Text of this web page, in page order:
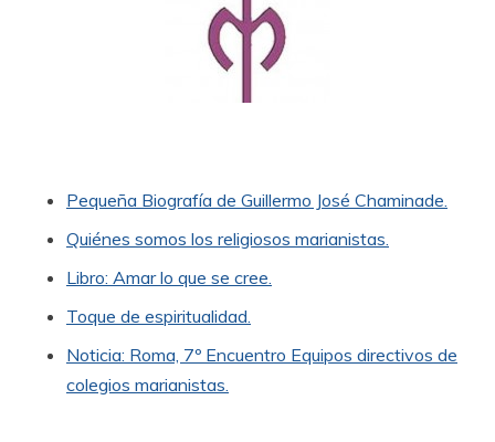
Pequeña Biografía de Guillermo José Chaminade.
Quiénes somos los religiosos marianistas.
Libro: Amar lo que se cree.
Toque de espiritualidad.
Noticia: Roma, 7º Encuentro Equipos directivos de
colegios marianistas.